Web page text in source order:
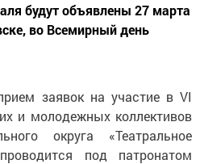
будут объявлены 27 марта
во Всемирный день
заявок на участие в VI
и молодежных коллективов
округа «Театральное
под патронатом